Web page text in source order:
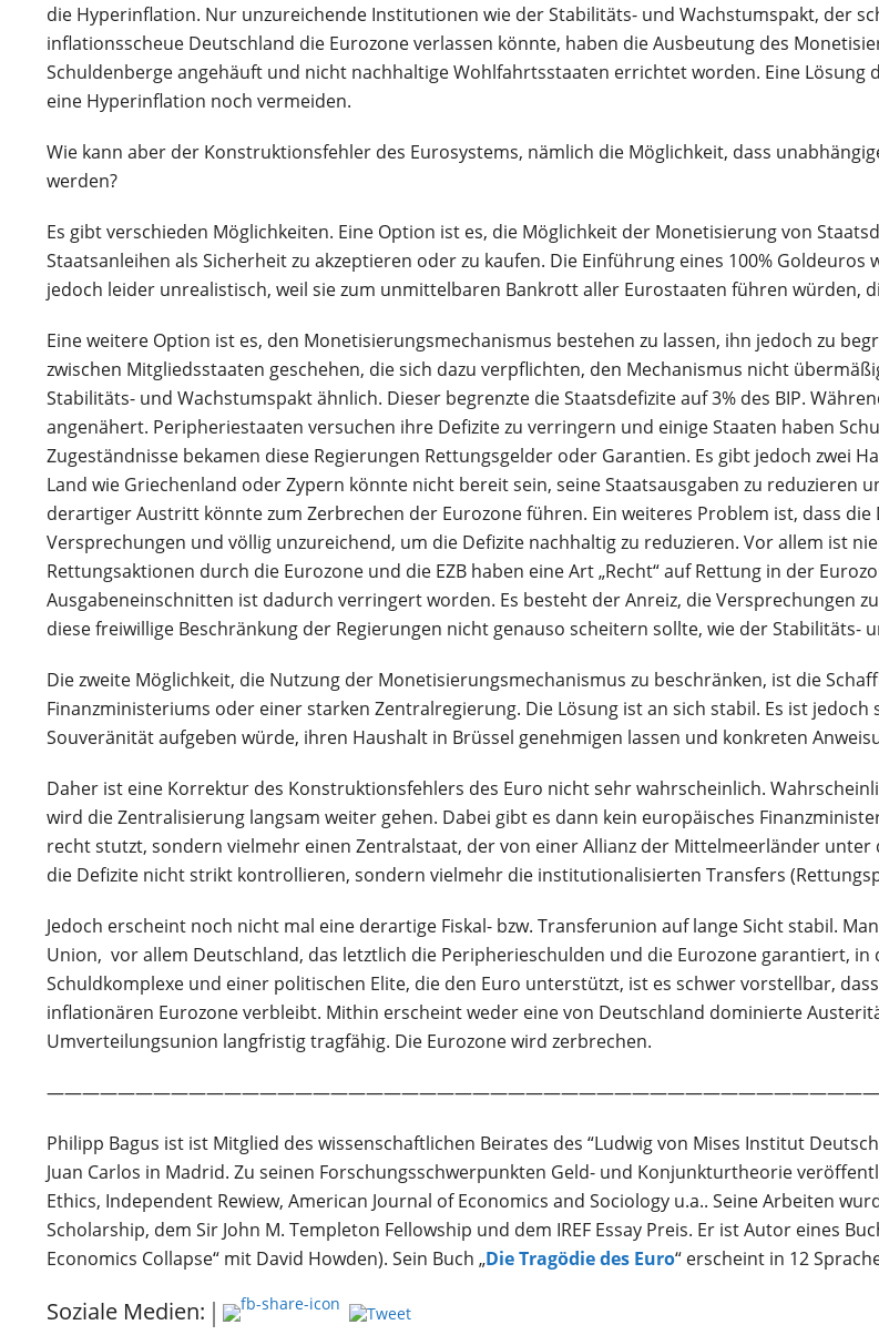
die Hyperinflation. Nur unzureichende Institutionen wie der Stabilitäts- und Wachstumspakt, der
inflationsscheue Deutschland die Eurozone verlassen könnte, haben die Ausbeutung des
Schuldenberge angehäuft und nicht nachhaltige Wohlfahrtsstaaten errichtet worden. Eine
eine Hyperinflation noch vermeiden.
Wie kann aber der Konstruktionsfehler des Eurosystems, nämlich die Möglichkeit, dass
werden?
Es gibt verschieden Möglichkeiten. Eine Option ist es, die Möglichkeit der Monetisierung von
Staatsanleihen als Sicherheit zu akzeptieren oder zu kaufen. Die Einführung eines 100%
jedoch leider unrealistisch, weil sie zum unmittelbaren Bankrott aller Eurostaaten führen würden,
Eine weitere Option ist es, den Monetisierungsmechanismus bestehen zu lassen, ihn jedoch zu
zwischen Mitgliedsstaaten geschehen, die sich dazu verpflichten, den Mechanismus nicht
Stabilitäts- und Wachstumspakt ähnlich. Dieser begrenzte die Staatsdefizite auf 3% des BIP.
angenähert. Peripheriestaaten versuchen ihre Defizite zu verringern und einige Staaten haben
Zugeständnisse bekamen diese Regierungen Rettungsgelder oder Garantien. Es gibt jedoch zwei
Land wie Griechenland oder Zypern könnte nicht bereit sein, seine Staatsausgaben zu reduzieren
derartiger Austritt könnte zum Zerbrechen der Eurozone führen. Ein weiteres Problem ist, dass
Versprechungen und völlig unzureichend, um die Defizite nachhaltig zu reduzieren. Vor allem ist
Rettungsaktionen durch die Eurozone und die EZB haben eine Art „Recht“ auf Rettung in der
Ausgabeneinschnitten ist dadurch verringert worden. Es besteht der Anreiz, die Versprechungen
diese freiwillige Beschränkung der Regierungen nicht genauso scheitern sollte, wie der Stabilitäts-
Die zweite Möglichkeit, die Nutzung der Monetisierungsmechanismus zu beschränken, ist die
Finanzministeriums oder einer starken Zentralregierung. Die Lösung ist an sich stabil. Es ist
Souveränität aufgeben würde, ihren Haushalt in Brüssel genehmigen lassen und konkreten
Daher ist eine Korrektur des Konstruktionsfehlers des Euro nicht sehr wahrscheinlich.
wird die Zentralisierung langsam weiter gehen. Dabei gibt es dann kein europäisches
recht stutzt, sondern vielmehr einen Zentralstaat, der von einer Allianz der Mittelmeerländer
die Defizite nicht strikt kontrollieren, sondern vielmehr die institutionalisierten Transfers
Jedoch erscheint noch nicht mal eine derartige Fiskal- bzw. Transferunion auf lange Sicht stabil.
Union, vor allem Deutschland, das letztlich die Peripherieschulden und die Eurozone garantiert,
Schuldkomplexe und einer politischen Elite, die den Euro unterstützt, ist es schwer vorstellbar,
inflationären Eurozone verbleibt. Mithin erscheint weder eine von Deutschland dominierte
Umverteilungsunion langfristig tragfähig. Die Eurozone wird zerbrechen.
Philipp Bagus ist ist Mitglied des wissenschaftlichen Beirates des “Ludwig von Mises Institut
Juan Carlos in Madrid. Zu seinen Forschungsschwerpunkten Geld- und Konjunkturtheorie
Ethics, Independent Rewiew, American Journal of Economics and Sociology u.a.. Seine Arbeiten
Scholarship, dem Sir John M. Templeton Fellowship und dem IREF Essay Preis. Er ist Autor eines
Economics Collapse“ mit David Howden). Sein Buch „Die Tragödie des Euro“ erscheint in 12
Soziale Medien: